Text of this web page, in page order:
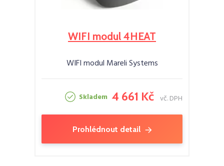
WIFI modul 4HEAT
WIFI modul Mareli Systems
Skladem 4 661 Kč vč. DPH
Prohlédnout detail